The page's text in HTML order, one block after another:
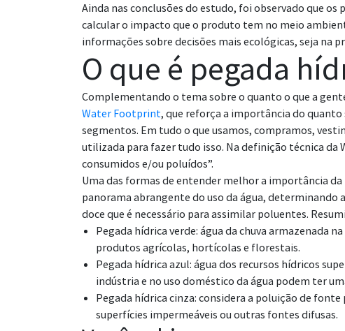
Ainda nas conclusões do estudo, foi observado que
calcular o impacto que o produto tem no meio
informações sobre decisões mais ecológicas, seja na
O que é pegada
Complementando o tema sobre o quanto o que a
Water Footprint, que reforça a importância do quanto
segmentos. Em tudo o que usamos, compramos,
utilizada para fazer tudo isso. Na definição técnica da
consumidos e/ou poluídos”.
Uma das formas de entender melhor a importância
panorama abrangente do uso da água, determinando
doce que é necessário para assimilar poluentes.
Pegada hídrica verde: água da chuva armazenada
produtos agrícolas, hortícolas e florestais.
Pegada hídrica azul: água dos recursos hídricos
indústria e no uso doméstico da água podem ter
Pegada hídrica cinza: considera a poluição de
superfícies impermeáveis ​​ou outras fontes difusas.